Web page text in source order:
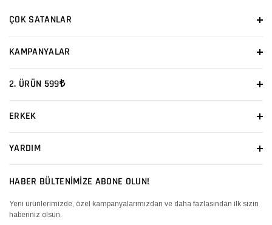
ÇOK SATANLAR
KAMPANYALAR
2. ÜRÜN 599₺
ERKEK
YARDIM
HABER BÜLTENİMİZE ABONE OLUN!
Yeni ürünlerimizde, özel kampanyalarımızdan ve daha fazlasından ilk sizin
haberiniz olsun.